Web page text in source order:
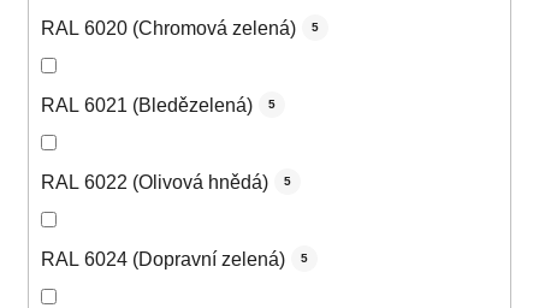
RAL 6020 (Chromová zelená) 5
RAL 6021 (Bledězelená) 5
RAL 6022 (Olivová hnědá) 5
RAL 6024 (Dopravní zelená) 5